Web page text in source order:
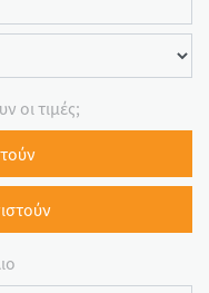
οι τιμές;